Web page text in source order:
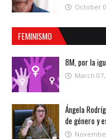
October
FEMINISMO
8M, por la
March 07,
Ángela
de género y